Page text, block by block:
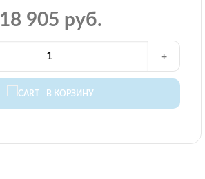
18 905 руб.
В КОРЗИНУ
+